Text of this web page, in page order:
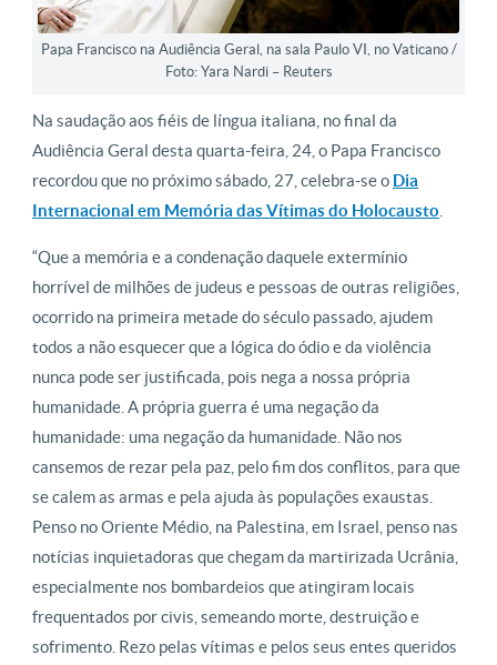
Papa Francisco na Audiência Geral, na sala Paulo VI, no Vaticano /
Foto: Yara Nardi – Reuters
Na saudação aos fiéis de língua italiana, no final da
Audiência Geral desta quarta-feira, 24, o Papa Francisco
recordou que no próximo sábado, 27, celebra-se o Dia
Internacional em Memória das Vítimas do Holocausto
“Que a memória e a condenação daquele extermínio
horrível de milhões de judeus e pessoas de outras religiões,
ocorrido na primeira metade do século passado, ajudem
todos a não esquecer que a lógica do ódio e da violência
nunca pode ser justificada, pois nega a nossa própria
humanidade. A própria guerra é uma negação da
humanidade: uma negação da humanidade. Não nos
cansemos de rezar pela paz, pelo fim dos conflitos, para que
se calem as armas e pela ajuda às populações exaustas.
Penso no Oriente Médio, na Palestina, em Israel, penso nas
notícias inquietadoras que chegam da martirizada Ucrânia,
especialmente nos bombardeios que atingiram locais
frequentados por civis, semeando morte, destruição e
sofrimento. Rezo pelas vítimas e pelos seus entes queridos